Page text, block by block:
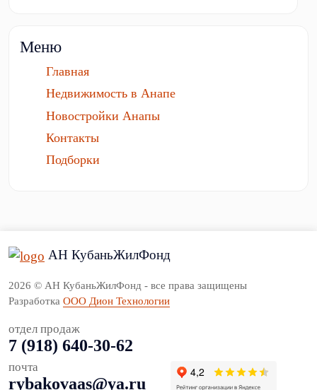
Меню
Главная
Недвижимость в Анапе
Новостройки Анапы
Контакты
Подборки
АН КубаньЖилФонд
2026 © АН КубаньЖилФонд - все права защищены
Разработка ООО Дион Технологии
отдел продаж
7 (918) 640-30-62
почта
rybakovaas@ya.ru